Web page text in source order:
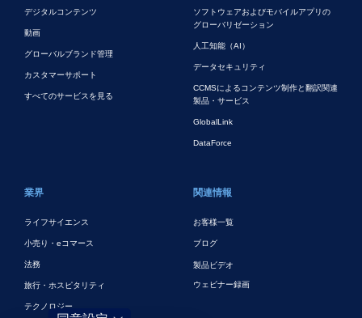
デジタルコンテンツ
動画
グローバルブランド管理
カスタマーサポート
すべてのサービスを見る
ソフトウェアおよびモバイルアプリの
グローバリゼーション
人工知能（AI）
データセキュリティ
CCMSによるコンテンツ制作と翻訳関連
製品・サービス
GlobalLink
DataForce
業界
ライフサイエンス
小売り・eコマース
法務
旅行・ホスピタリティ
テクノロジー
関連情報
お客様一覧
ブログ
製品ビデオ
ウェビナー録画